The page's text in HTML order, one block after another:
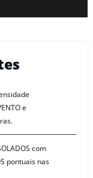
e
com
pontuais nas